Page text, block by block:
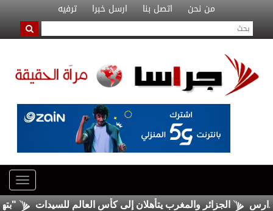
من نحن اتصل بنا ارسل خبرا ترفيه
الجزائر والمغرب يتأهلان إلى كأس العالم للسيدات "بتهمة